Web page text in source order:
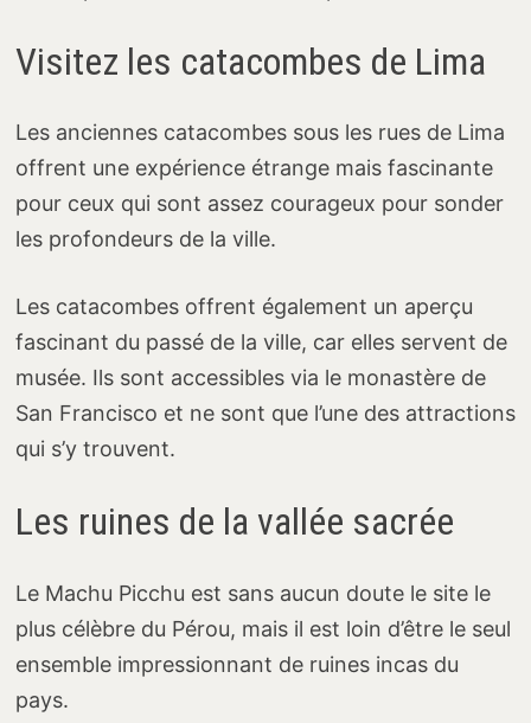
Visitez les catacombes de Lima
Les anciennes catacombes sous les rues de Lima
offrent une expérience étrange mais fascinante
pour ceux qui sont assez courageux pour sonder
les profondeurs de la ville.
Les catacombes offrent également un aperçu
fascinant du passé de la ville, car elles servent de
musée. Ils sont accessibles via le monastère de
San Francisco et ne sont que l’une des attractions
qui s’y trouvent.
Les ruines de la vallée sacrée
Le Machu Picchu est sans aucun doute le site le
plus célèbre du Pérou, mais il est loin d’être le seul
ensemble impressionnant de ruines incas du
pays.